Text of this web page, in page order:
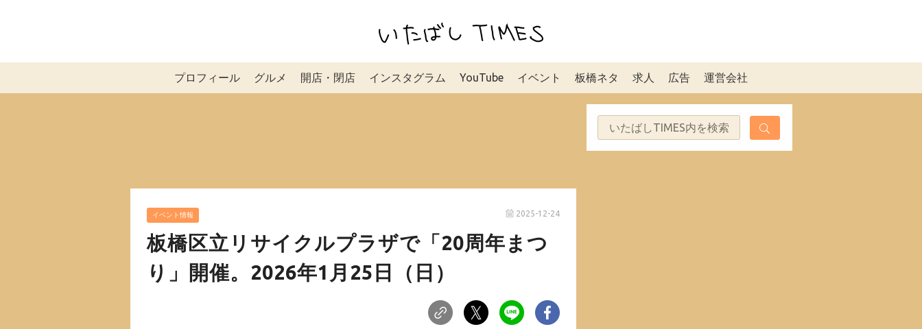
プロフィール グルメ 開店・閉店 インスタグラム YouTube イベント 板橋ネタ 求人 広告 運営会社
イベント情報 2025-12-24
板橋区立リサイクルプラザで「20周年まつ
り」開催。2026年1月25日（日）